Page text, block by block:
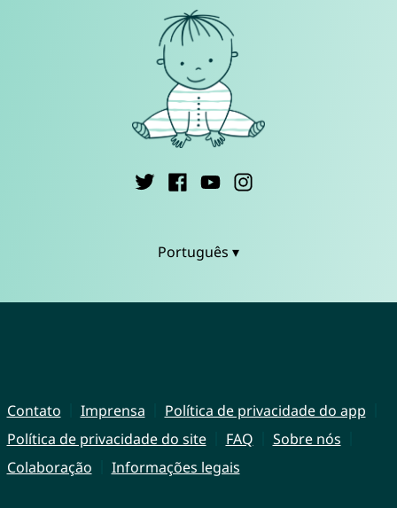
Português ▾
Contato Imprensa
Política de privacidade do app
Política de privacidade do site
FAQ
Sobre nós
Colaboração
Informações legais